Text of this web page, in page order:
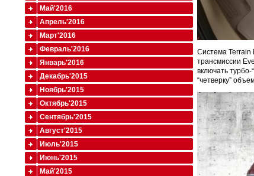
Система Terrain
трансмиссии
включать
“четверку”
Май'2016
Апрель'2016
Март'2016
Февраль'2016
Январь'2016
Декабрь'2015
Ноябрь'2015
Октябрь'2015
Сентябрь'2015
Август'2015
Июль'2015
Июнь'2015
Май'2015